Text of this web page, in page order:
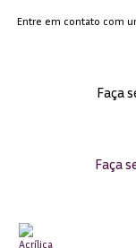
Entre em contato com
Faça
Faça